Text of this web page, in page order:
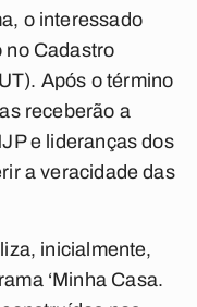
o interessado
no Cadastro
Após o término
receberão a
e lideranças dos
a veracidade das
inicialmente,
‘Minha Casa.